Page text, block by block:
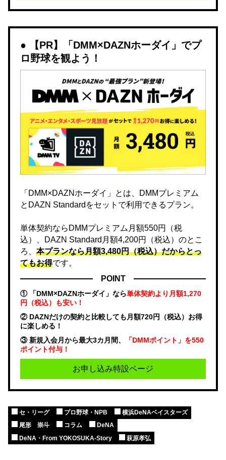
【PR】「DMM×DAZNホーダイ」でプ
ロ野球を観よう！
「DMM×DAZNホーダイ」とは、DMMプレミアム
とDAZN Standardをセットで利用できるプラン。
単体契約ならDMMプレミアム月額550円（税
込）、DAZN Standard月額4,200円（税込）のとこ
ろ、 本プランなら月額3,480円（税込）だからとっ
てもお得です。
POINT
① 「DMM×DAZNホーダイ」なら単体契約より月額1,270
円（税込）も安い！
② DAZNだけの契約と比較しても月額720円（税込）お得
に楽しめる！
③ 新規入会月から最大3カ月間、
「DMMポイント」を550
ポイント付与！
お申し込み特設ページ
セ・リーグ プロ野球・NPB
横浜DeNAベイスターズ
尾形 崇斗
コラム
DeNA
DeNA・From YOKOSUKA-Story
萩原孝弘